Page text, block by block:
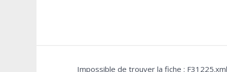
Impossible de trouver la fiche : F31225.xml